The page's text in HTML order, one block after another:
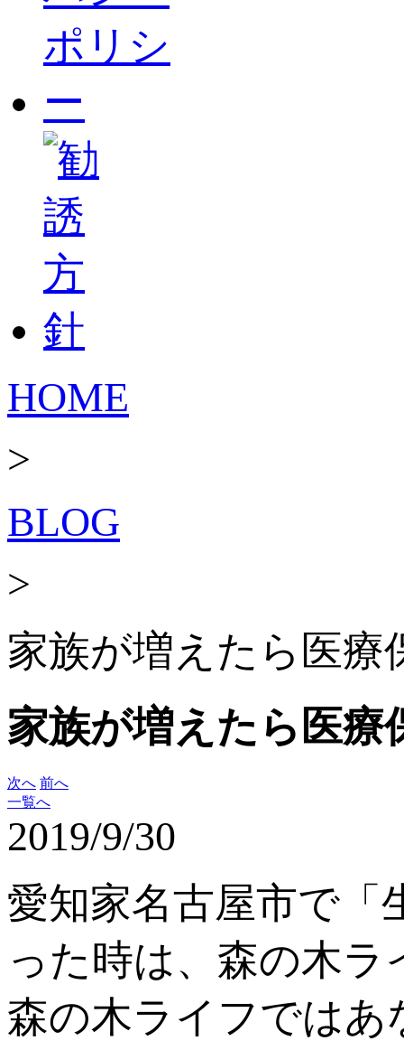
HOME
>
BLOG
>
家族が増えたら医療
家族が増えたら医療
次へ 前へ
一覧へ
2019/9/30
愛知家名古屋市で「
った時は、森の木
森の木ライフでは